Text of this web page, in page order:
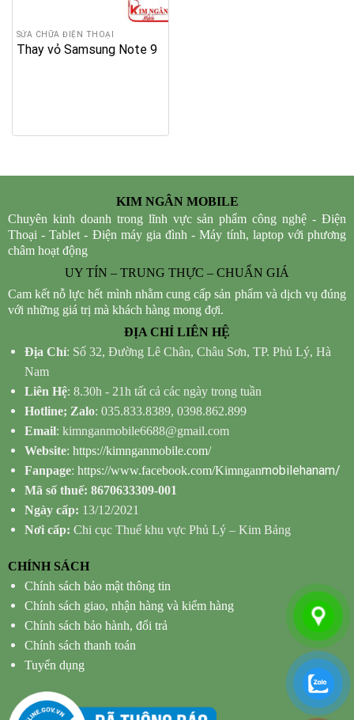
SỬA CHỮA ĐIỆN THOẠI
Thay vỏ Samsung Note 9
KIM NGÂN MOBILE
Chuyên kinh doanh trong lĩnh vực sản phẩm công nghệ - Điện
Thoại - Tablet - Điện máy gia đình - Máy tính, laptop với phương
châm hoạt động
UY TÍN – TRUNG THỰC – CHUẨN GIÁ
Cam kết nỗ lực hết mình nhằm cung cấp sản phẩm và dịch vụ đúng
với những giá trị mà khách hàng mong đợi.
ĐỊA CHỈ LIÊN HỆ
Địa Chỉ: Số 32, Đường Lê Chân, Châu Sơn, TP. Phủ Lý, Hà
Nam
Liên Hệ: 8.30h - 21h tất cả các ngày trong tuần
Hotline; Zalo: 035.833.8389, 0398.862.899
Email: kimnganmobile6688@gmail.com
Website: https://kimnganmobile.com/
Fanpage: https://www.facebook.com/Kimnganmobilehanam/
Mã số thuế: 8670633309-001
Ngày cấp: 13/12/2021
Nơi cấp: Chi cục Thuế khu vực Phủ Lý – Kim Bảng
CHÍNH SÁCH
Chính sách bảo mật thông tin
Chính sách giao, nhận hàng và kiểm hàng
Chính sách bảo hành, đổi trả
Chính sách thanh toán
Tuyển dụng